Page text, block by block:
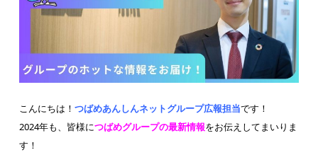
こんにちは！つばめあんしんネットグループ広報担当です！
2024年も、皆様につばめグループの最新情報をお伝えしてまいりま
す！